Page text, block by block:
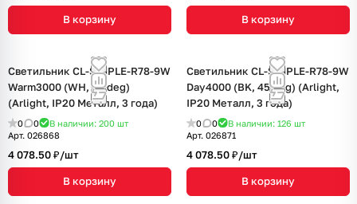
В корзину В корзину
Светильник CL-SIMPLE-R78-9W
Warm3000 (WH, 45 deg)
(Arlight, IP20 Металл, 3 года)
0 0 В наличии: 200 шт
Арт. 026868
4 078.50 ₽/шт
В корзину
Светильник CL-SIMPLE-R78-9W
Day4000 (BK, 45 deg) (Arlight,
IP20 Металл, 3 года)
0 0 В наличии: 126 шт
Арт. 026871
4 078.50 ₽/шт
В корзину